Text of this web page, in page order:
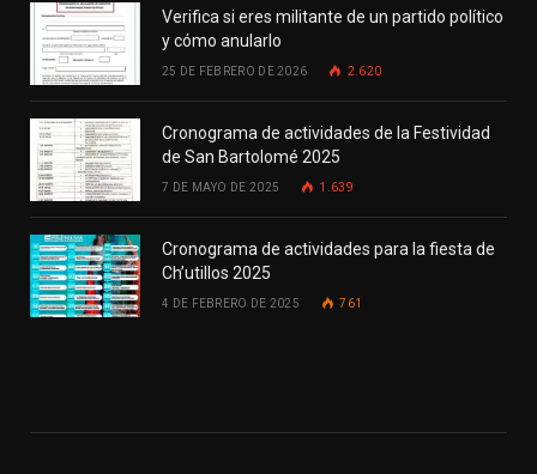
Verifica si eres militante de un partido político
y cómo anularlo
25 DE FEBRERO DE 2026 2.620
Cronograma de actividades de la Festividad
de San Bartolomé 2025
7 DE MAYO DE 2025 1.639
Cronograma de actividades para la fiesta de
Ch’utillos 2025
4 DE FEBRERO DE 2025 761